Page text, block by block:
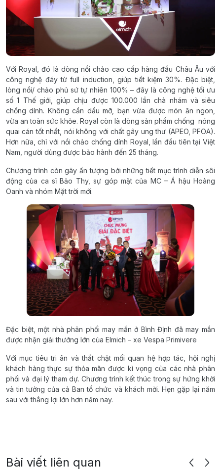
Với Royal, đó là dòng nồi chảo cao cấp hàng đầu Châu Âu với
công nghệ đáy từ full induction, giúp tiết kiệm 30%. Đặc biệt,
lòng nồi/ chảo phủ sứ tự nhiên 100% – đây là công nghệ tối ưu
số 1 Thế giới, giúp chịu được 100.000 lần chà nhám và siêu
chống dính. Không cần dầu mỡ, bạn vừa được món ăn ngon,
vừa an toàn sức khỏe. Royal còn là dòng sản phẩm chống nóng
quai cán tốt nhất, nói không với chất gây ung thư (APEO, PFOA).
Hơn nữa, chỉ với nồi chảo chống dính Royal, lần đầu tiên tại Việt
Nam, người dùng được bảo hành đến 25 tháng.
Chương trình còn gây ấn tượng bởi những tiết mục trình diễn sôi
động của ca sĩ Bảo Thy, sự góp mặt của MC – Á hậu Hoàng
Oanh và nhóm Mặt trời mới.
Đặc biệt, một nhà phân phối may mắn ở Bình Định đã may mắn
được nhận giải thưởng lớn của Elmich – xe Vespa Primivere
Với mục tiêu tri ân và thắt chặt mối quan hệ hợp tác, hội nghị
khách hàng thực sự thỏa mãn được kì vọng của các nhà phân
phối và đại lý tham dự. Chương trình kết thúc trong sự hứng khởi
và tin tưởng của cả Ban tổ chức và khách mời. Hẹn gặp lại năm
sau với thắng lợi lớn hơn năm nay.
Bài viết liên quan